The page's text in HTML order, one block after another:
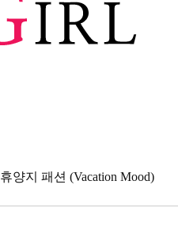
휴양지 패션 (Vacation Mood)